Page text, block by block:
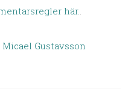
här..
Micael Gustavsson